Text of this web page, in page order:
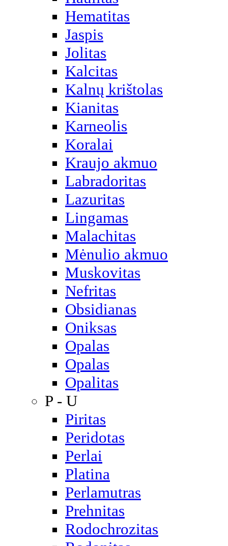
Hematitas
Jaspis
Jolitas
Kalcitas
Kalnų krištolas
Kianitas
Karneolis
Koralai
Kraujo akmuo
Labradoritas
Lazuritas
Lingamas
Malachitas
Mėnulio akmuo
Muskovitas
Nefritas
Obsidianas
Oniksas
Opalas
Opalas
Opalitas
P - U
Piritas
Peridotas
Perlai
Platina
Perlamutras
Prehnitas
Rodochrozitas